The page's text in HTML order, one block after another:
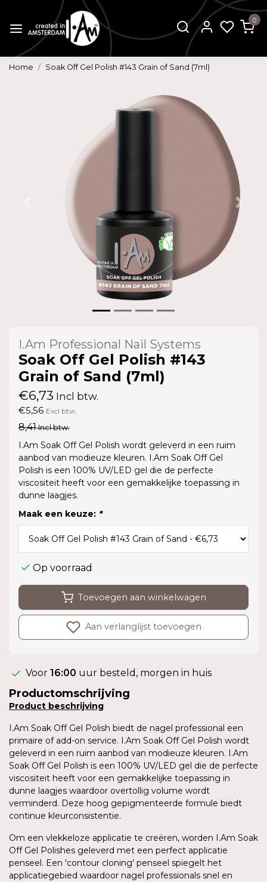
0
Home Soak Off Gel Polish #143 Grain of Sand (7ml)
I.Am Professional Nail Systems
Soak Off Gel Polish #143
Grain of Sand (7ml)
€6,73 Incl btw.
€5,56 Excl btw.
8,41Incl btw.
I.Am Soak Off Gel Polish wordt geleverd in een ruim
aanbod van modieuze kleuren. I.Am Soak Off Gel
Polish is een 100% UV/LED gel die de perfecte
viscositeit heeft voor een gemakkelijke toepassing in
dunne laagjes.
Maak een keuze: *
Op voorraad
Toevoegen aan winkelwagen
Aan verlanglijst toevoegen
Voor 16:00 uur besteld, morgen in huis
Productomschrijving
Product beschrijving
I.Am Soak Off Gel Polish biedt de nagel professional een
primaire of add-on service. I.Am Soak Off Gel Polish wordt
geleverd in een ruim aanbod van modieuze kleuren. I.Am
Soak Off Gel Polish is een 100% UV/LED gel die de perfecte
viscositeit heeft voor een gemakkelijke toepassing in
dunne laagjes waardoor overtollig volume wordt
verminderd. Deze hoog gepigmenteerde formule biedt
continue kleurconsistentie.
Om een vlekkeloze applicatie te creëren, worden I.Am Soak
Off Gel Polishes geleverd met een perfect applicatie
penseel. Een 'contour cloning' penseel spiegelt het
applicatiegebied waardoor nagel professionals snel en